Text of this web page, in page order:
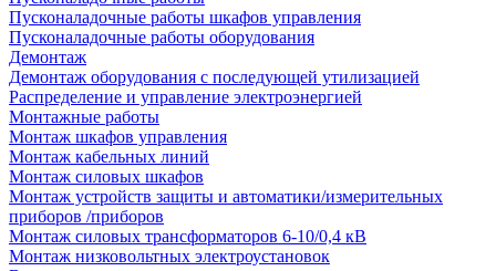
Пусконаладочные работы шкафов управления
Пусконаладочные работы оборудования
Демонтаж
Демонтаж оборудования с последующей утилизацией
Распределение и управление электроэнергией
Монтажные работы
Монтаж шкафов управления
Монтаж кабельных линий
Монтаж силовых шкафов
Монтаж устройств защиты и автоматики/измерительных
приборов /приборов
Монтаж силовых трансформаторов 6-10/0,4 кВ
Монтаж низковольтных электроустановок